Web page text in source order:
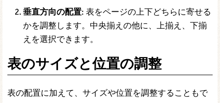
垂直方向の配置: 表をページの上下どちらに寄せる
かを調整します。中央揃えの他に、上揃え、下揃
えを選択できます。
表のサイズと位置の調整
表の配置に加えて、サイズや位置を調整することもで